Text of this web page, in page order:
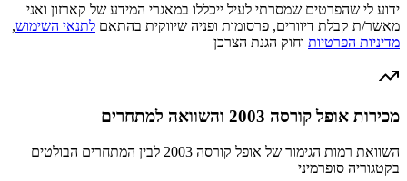
ידוע לי שהפרטים שמסרתי לעיל ייכללו במאגרי המידע של קארזון ואני
מאשר/ת קבלת דיוורים, פרסומות ופניה שיווקית בהתאם לתנאי השימוש,
מדיניות הפרטיות וחוק הגנת הצרכן
מכירות אופל קורסה 2003 והשוואה למתחרים
השוואת רמות הגימור של אופל קורסה 2003 לבין המתחרים הבולטים
בקטגוריה סופרמיני